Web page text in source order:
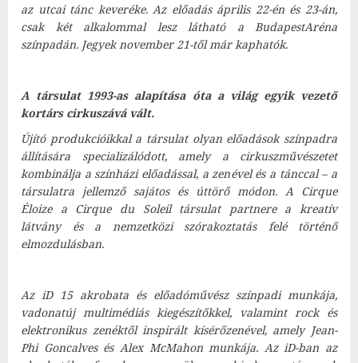
az utcai tánc keveréke. Az előadás április 22-én és 23-án,
csak két alkalommal lesz látható a BudapestAréna
színpadán. Jegyek november 21-től már kaphatók.
A társulat 1993-as alapítása óta a világ egyik vezető
kortárs cirkuszává vált.
Újító produkcióikkal a társulat olyan előadások színpadra
állítására specializálódott, amely a cirkuszművészetet
kombinálja a színházi előadással, a zenével és a tánccal – a
társulatra jellemző sajátos és úttörő módon. A Cirque
Éloize a Cirque du Soleil társulat partnere a kreatív
látvány és a nemzetközi szórakoztatás felé történő
elmozdulásban.
Az iD 15 akrobata és előadóművész színpadi munkája,
vadonatúj multimédiás kiegészítőkkel, valamint rock és
elektronikus zenéktől inspirált kísérőzenével, amely Jean-
Phi Goncalves és Alex McMahon munkája. Az iD-ban az